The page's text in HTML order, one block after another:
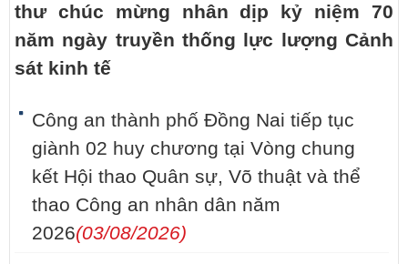
thư chúc mừng nhân dịp kỷ niệm 70
năm ngày truyền thống lực lượng Cảnh
sát kinh tế
Công an thành phố Đồng Nai tiếp tục
giành 02 huy chương tại Vòng chung
kết Hội thao Quân sự, Võ thuật và thể
thao Công an nhân dân năm
2026(03/08/2026)